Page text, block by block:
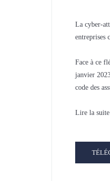
La cyber-
entreprises
Face à ce
janvier
code des
Lire la